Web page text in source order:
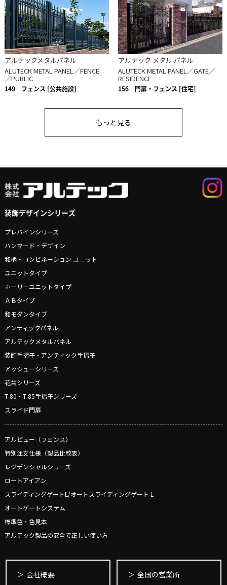
アルテックメタルパネル
ALUTECK METAL PANEL／FENCE
／PUBLIC
149 フェンス [公共施設]
アルテック メタル パネル
ALUTECK METAL PANEL／GATE／
RESIDENCE
156 門扉・フェンス [住宅]
もっと見る
装飾デザインシリーズ
プレバインシリーズ
ハンマード・デザイン
和柄・コンビネーション ユニット
ユニットタイプ
ホーリーユニットタイプ
ＡＢタイプ
和モダンタイプ
アンティックパネル
アルテックメタルパネル
装飾手摺子・アンティック手摺子
アッシューシリーズ
花台シリーズ
T-80・T-85手摺子シリーズ
スライド門扉
アルビュー（フェンス）
特別注文仕様（製品比較表）
レジデンシャルシリーズ
ロートアイアン
スライディングゲートL/オートスライディングゲート L
オートゲートシステム
標準色・色見本
アルテック製品の安全で正しい使い方
会社概要 全国の営業所